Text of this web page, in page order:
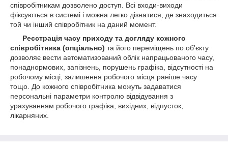
співробітникам дозволено доступ. Всі входи-виходи
фіксуються в системі і можна легко дізнатися, де знаходиться
той чи інший співробітник на даний момент.
Реєстрація часу приходу та догляду кожного
співробітника (опціально) та його переміщень по об'єкту
дозволяє вести автоматизований облік напрацьованого часу,
понаднормових, запізнень, порушень графіка, відсутності на
робочому місці, залишення робочого місця раніше часу
тощо. До кожного співробітника можуть задаватися
персональні параметри контролю відвідування з
урахуванням робочого графіка, вихідних, відпусток,
лікарняних.